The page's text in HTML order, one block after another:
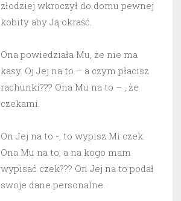
złodziej wkroczył do domu pewnej
kobity aby Ją okraść.
Ona powiedziała Mu, że nie ma
kasy. Oj Jej na to – a czym płacisz
rachunki??? Ona Mu na to – , że
czekami.
On Jej na to -, to wypisz Mi czek.
Ona Mu na to, a na kogo mam
wypisać czek??? On Jej na to podał
swoje dane personalne.